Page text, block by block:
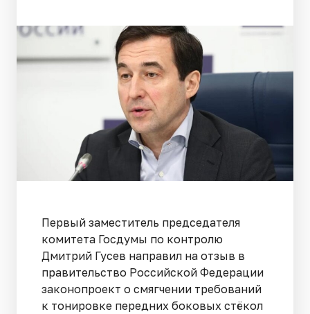
Первый заместитель председателя
комитета Госдумы по контролю
Дмитрий Гусев направил на отзыв в
правительство Российской Федерации
законопроект о смягчении требований
к тонировке передних боковых стёкол